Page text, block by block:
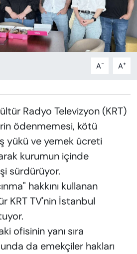
A- A+
Radyo Televizyon (KRT)
ödenmemesi, kötü
yükü ve yemek ücreti
kurumun içinde
sürdürüyor.
hakkını kullanan
KRT TV'nin İstanbul
ofisinin yanı sıra
da emekçiler hakları
HABERLERİ